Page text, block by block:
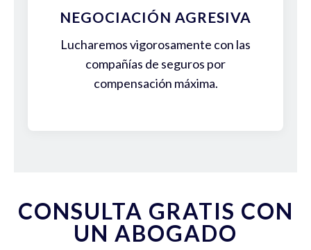
NEGOCIACIÓN AGRESIVA
Lucharemos vigorosamente con las
compañías de seguros por
compensación máxima.
CONSULTA GRATIS CON
UN ABOGADO